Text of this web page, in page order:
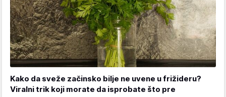
Kako da sveže začinsko bilje ne uvene u frižideru?
Viralni trik koji morate da isprobate što pre